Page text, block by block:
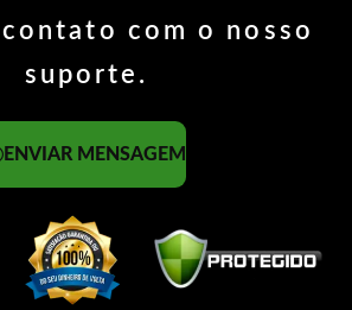
com o nosso
suporte.
ENVIAR MENSAGEM